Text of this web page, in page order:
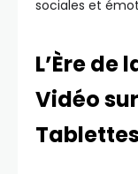
sociales et
L’Ère de
Vidéo